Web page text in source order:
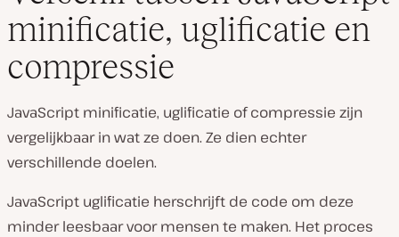
minificatie, uglificatie en
compressie
JavaScript minificatie, uglificatie of compressie zijn
vergelijkbaar in wat ze doen. Ze dien echter
verschillende doelen.
JavaScript uglificatie herschrijft de code om deze
minder leesbaar voor mensen te maken. Het proces